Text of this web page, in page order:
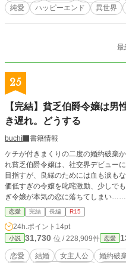
純愛
ハッピーエンド 異世界
最
25
【完結】貧乏伯爵令嬢は男
き遅れ。どうする
buchi
書籍情報
ケチが付きまくりの二度の婚約破棄
れ貧乏伯爵令嬢は、社交界デビュー
目指すが、良縁のためには血も涙も
価低すぎの令嬢を叱咤激励、少しで
ぎ令嬢が本気の恋に落ちてしまい
スシーンが多め？ 56話でおしまい。
恋愛 完結 長編 R15
24h.ポイント 14pt
小説 31,730 位 / 228,909件 恋愛
恋愛 結婚 女主人公 婚約破